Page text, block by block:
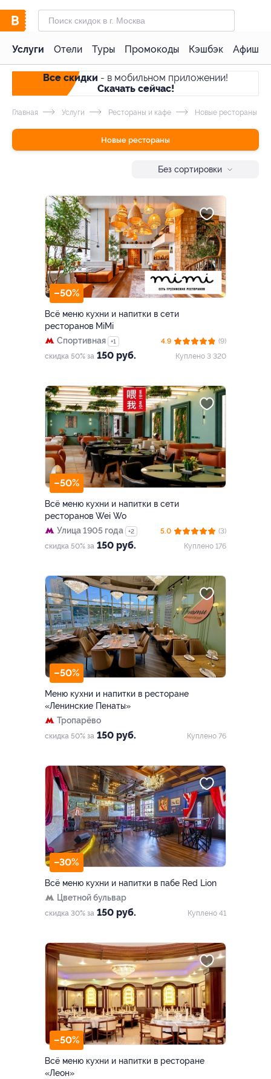
Услуги Отели Туры Промокоды Кэшбэк Афиша
Все скидки - в мобильном приложении!
Скачать сейчас!
Главная Услуги Рестораны и кафе Новые рестораны
Новые рестораны
Без сортировки
–50%
Всё меню кухни и напитки в сети
ресторанов MiMi
Спортивная
+1
скидка 50% за 150 руб.
4.9
(9)
Куплено 3 320
–50%
Всё меню кухни и напитки в сети
ресторанов Wei Wo
Улица 1905 года
+2
скидка 50% за 150 руб.
5.0
(3)
Куплено 176
–50%
Меню кухни и напитки в ресторане
«Ленинские Пенаты»
Тропарёво
скидка 50% за 150 руб. Куплено 76
–30%
Всё меню кухни и напитки в пабе Red Lion
Цветной бульвар
скидка 30% за 150 руб. Куплено 41
–50%
Всё меню кухни и напитки в ресторане
«Леон»